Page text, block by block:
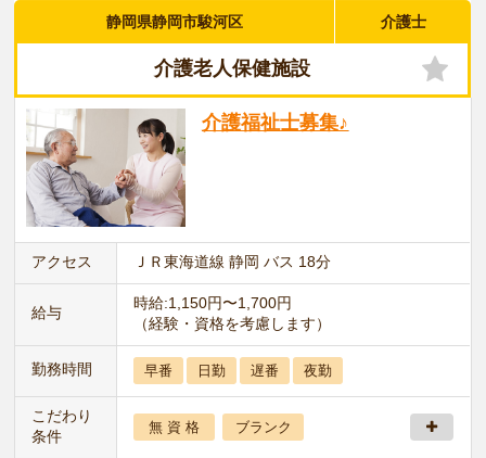
静岡県静岡市駿河区 介護士
介護老人保健施設
介護福祉士募集♪
アクセス ＪＲ東海道線 静岡 バス 18分
給与
時給:1,150円〜1,700円
（経験・資格を考慮します）
勤務時間 早番 日勤 遅番 夜勤
こだわり
条件
無 資 格 ブランク